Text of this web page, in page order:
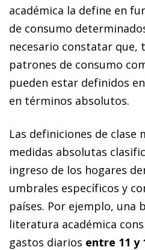
académica la define en
de consumo
necesario constatar que,
patrones de consumo
pueden estar definidos
en términos absolutos.
Las definiciones de clase
medidas absolutas
ingreso de los hogares
umbrales específicos y
países. Por ejemplo, una
literatura académica
gastos diarios entre 11 y